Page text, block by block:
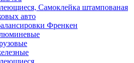
Самоклейка штампованая
авто
Френкен